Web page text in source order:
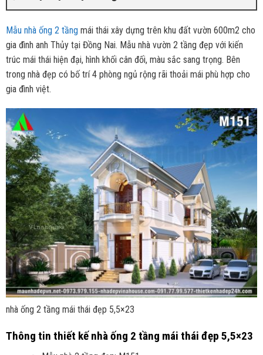
Mẫu nhà ống 2 tầng mái thái xây dựng trên khu đất vườn 600m2 cho
gia đình anh Thủy tại Đồng Nai. Mẫu nhà vườn 2 tầng đẹp với kiến
trúc mái thái hiện đại, hình khối cân đối, màu sắc sang trọng. Bên
trong nhà đẹp có bố trí 4 phòng ngủ rộng rãi thoải mái phù hợp cho
gia đình việt.
nhà ống 2 tầng mái thái đẹp 5,5×23
Thông tin thiết kế nhà ống 2 tầng mái thái đẹp 5,5×23